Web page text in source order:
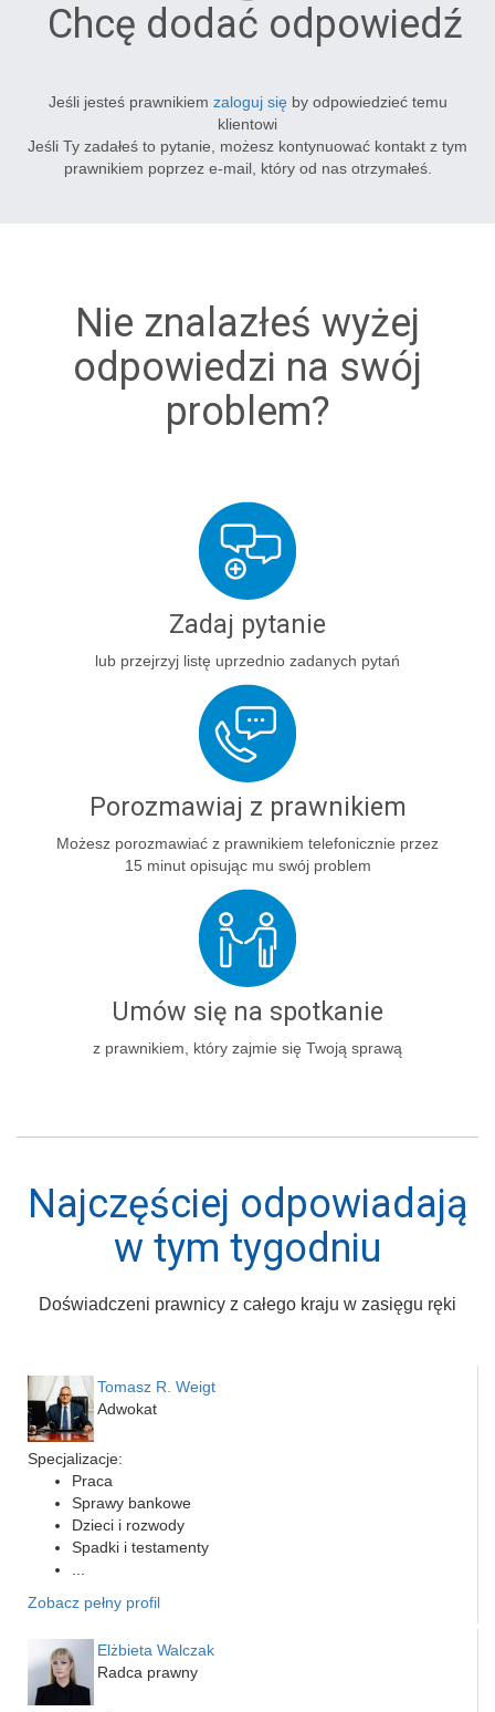
Chcę dodać odpowiedź
Jeśli jesteś prawnikiem zaloguj się by odpowiedzieć temu
klientowi
Jeśli Ty zadałeś to pytanie, możesz kontynuować kontakt z tym
prawnikiem poprzez e-mail, który od nas otrzymałeś.
Nie znalazłeś wyżej
odpowiedzi na swój
problem?
Zadaj pytanie
lub przejrzyj listę uprzednio zadanych pytań
Porozmawiaj z prawnikiem
Możesz porozmawiać z prawnikiem telefonicznie przez
15 minut opisując mu swój problem
Umów się na spotkanie
z prawnikiem, który zajmie się Twoją sprawą
Najczęściej odpowiadają
w tym tygodniu
Doświadczeni prawnicy z całego kraju w zasięgu ręki
Tomasz R. Weigt
Adwokat
Specjalizacje:
Praca
Sprawy bankowe
Dzieci i rozwody
Spadki i testamenty
Zobacz pełny profil
Elżbieta Walczak
Radca prawny